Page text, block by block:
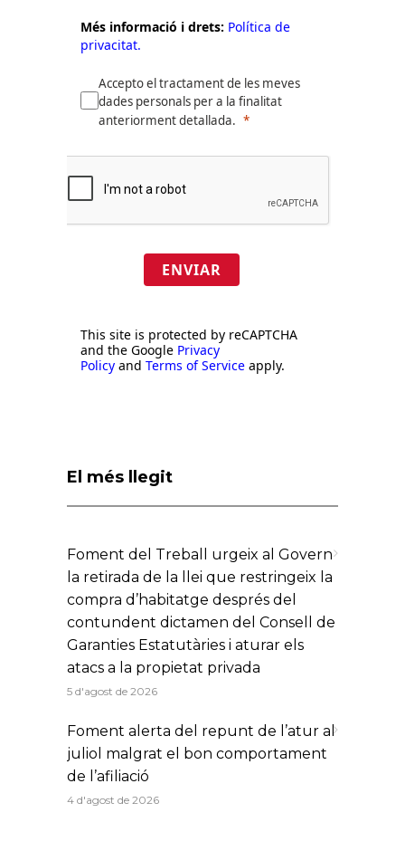
Més informació i drets: Política de
privacitat.
Accepto el tractament de les meves
dades personals per a la finalitat
anteriorment detallada.
ENVIAR
This site is protected by reCAPTCHA
and the Google Privacy
Policy and Terms of Service apply.
El més llegit
Foment del Treball urgeix al Govern
la retirada de la llei que restringeix la
compra d’habitatge després del
contundent dictamen del Consell de
Garanties Estatutàries i aturar els
atacs a la propietat privada
5 d'agost de 2026
Foment alerta del repunt de l’atur al
juliol malgrat el bon comportament
de l’afiliació
4 d'agost de 2026